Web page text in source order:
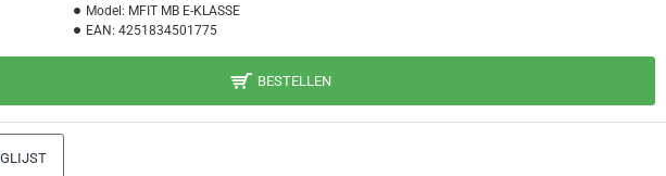
Model: MFIT MB E-KLASSE
EAN: 4251834501775
BESTELLEN